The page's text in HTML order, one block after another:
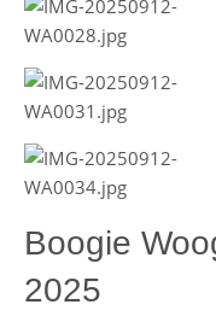
Boogie
2025